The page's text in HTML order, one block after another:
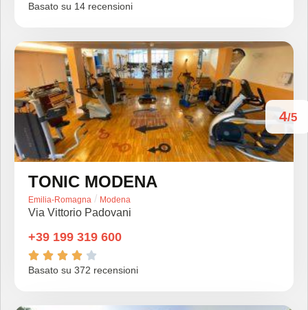
Basato su 14 recensioni
4/5
TONIC MODENA
Emilia-Romagna / Modena
Via Vittorio Padovani
+39 199 319 600
    
Basato su 372 recensioni